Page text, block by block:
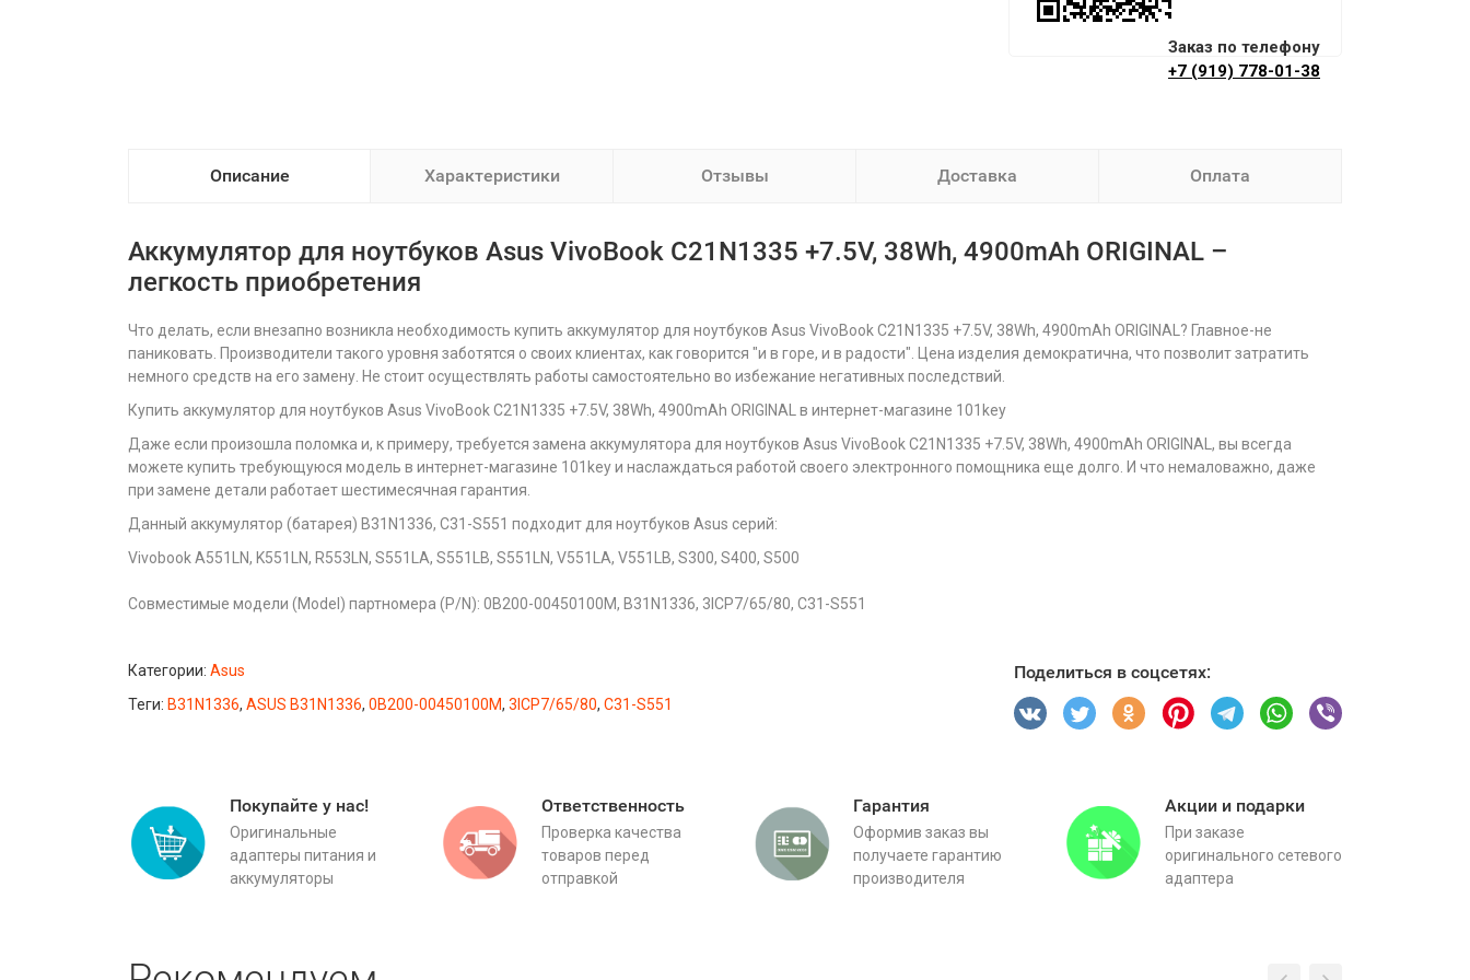
Заказ по телефону
+7 (919) 778-01-38
Описание Характеристики Отзывы Доставка Оплата
Аккумулятор для ноутбуков Asus VivoBook C21N1335 +7.5V, 38Wh, 4900mAh ORIGINAL –
легкость приобретения
Что делать, если внезапно возникла необходимость купить аккумулятор для ноутбуков Asus VivoBook C21N1335 +7.5V, 38Wh, 4900mAh ORIGINAL? Главное-не
паниковать. Производители такого уровня заботятся о своих клиентах, как говорится "и в горе, и в радости". Цена изделия демократична, что позволит затратить
немного средств на его замену. Не стоит осуществлять работы самостоятельно во избежание негативных последствий.
Купить аккумулятор для ноутбуков Asus VivoBook C21N1335 +7.5V, 38Wh, 4900mAh ORIGINAL в интернет-магазине 101key
Даже если произошла поломка и, к примеру, требуется замена аккумулятора для ноутбуков Asus VivoBook C21N1335 +7.5V, 38Wh, 4900mAh ORIGINAL, вы всегда
можете купить требующуюся модель в интернет-магазине 101key и наслаждаться работой своего электронного помощника еще долго. И что немаловажно, даже
при замене детали работает шестимесячная гарантия.
Данный аккумулятор (батарея) B31N1336, C31-S551 подходит для ноутбуков Asus серий:
Vivobook A551LN, K551LN, R553LN, S551LA, S551LB, S551LN, V551LA, V551LB, S300, S400, S500
Совместимые модели (Model) партномера (P/N): 0B200-00450100M, B31N1336, 3ICP7/65/80, C31-S551
Категории: Asus
Теги: B31N1336, ASUS B31N1336, 0B200-00450100M, 3ICP7/65/80, C31-S551​
Поделиться в соцсетях:
Покупайте у нас!
Оригинальные
адаптеры питания и
аккумуляторы
Ответственность
Проверка качества
товаров перед
отправкой
Гарантия
Оформив заказ вы
получаете гарантию
производителя
Акции и подарки
При заказе
оригинального сетевого
адаптера